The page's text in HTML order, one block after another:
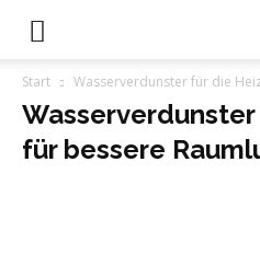
Start Wasserverdunster für die
für bessere